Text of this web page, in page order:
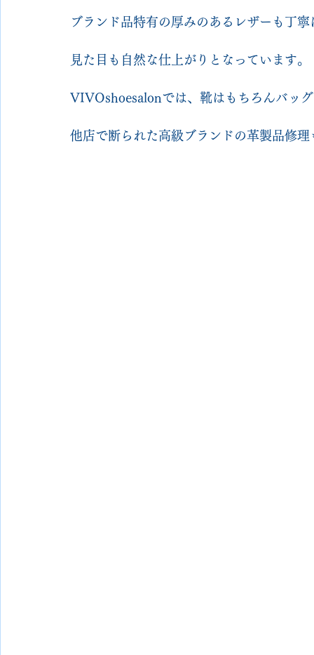
ブランド品特有の厚みのあるレザーも丁
見た目も自然な仕上がりとなっています。
VIVOshoesalonでは、靴はもちろんバッ
他店で断られた高級ブランドの革製品修